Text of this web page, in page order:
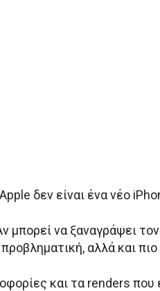
δεν είναι ένα νέο
μπορεί να ξαναγράψει
αλλά και
και τα renders που